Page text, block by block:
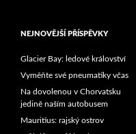
NEJNOVĚJŠÍ PŘÍSPĚVKY
Glacier Bay: ledové království
Vyměňte své pneumatiky včas
Na dovolenou v Chorvatsku
jedině naším autobusem
Mauritius: rajský ostrov